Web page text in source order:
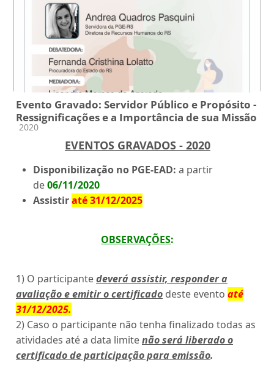
Evento Gravado: Servidor Público e Propósito -
Ressignificações e a Importância de sua Missão
Categoria do curso
2020
EVENTOS GRAVADOS - 2020
Disponibilização no PGE-EAD: a partir
de06/11/2020
Assistiraté 31/12/2025
OBSERVAÇÕES:
1) O participantedeverá assistir, responder a
avaliação e emitir o certificado deste evento até
31/12/2025.
2) Caso o participante não tenha finalizado todas as
atividades até a data limitenão será liberado o
certificado de participação para emissão.